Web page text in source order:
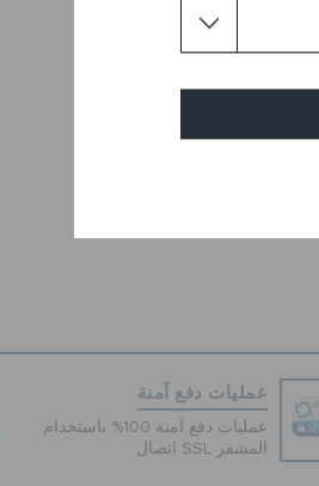
عمليات دفع آمنة
عمليات دفع آمنة 100% باستخدام
اتصال SSL المشفر